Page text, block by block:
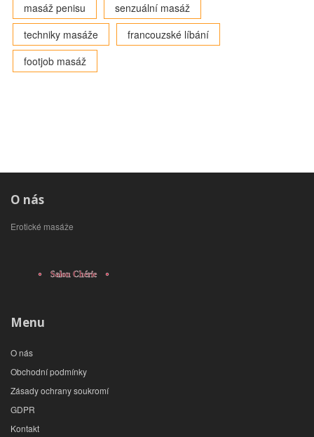
masáž penisu
senzuální masáž
techniky masáže
francouzské líbání
footjob masáž
O nás
Erotické masáže
Menu
O nás
Obchodní podmínky
Zásady ochrany soukromí
GDPR
Kontakt